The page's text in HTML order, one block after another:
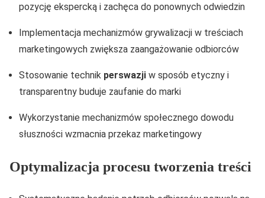
pozycję ekspercką i zachęca do ponownych odwiedzin
Implementacja mechanizmów grywalizacji w treściach
marketingowych zwiększa zaangażowanie odbiorców
Stosowanie technik perswazji w sposób etyczny i
transparentny buduje zaufanie do marki
Wykorzystanie mechanizmów społecznego dowodu
słuszności wzmacnia przekaz marketingowy
Optymalizacja procesu tworzenia treści